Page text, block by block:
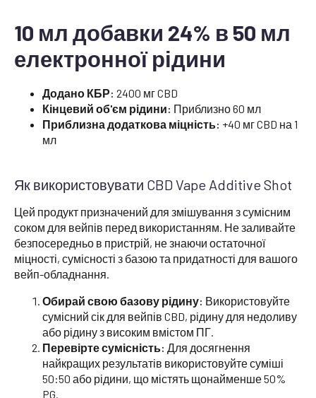
10 мл добавки 24% в 50 мл
електронної рідини
Додано КБР: 2400 мг CBD
Кінцевий об'єм рідини: Приблизно 60 мл
Приблизна додаткова міцність: +40 мг CBD на 1
мл
Як використовувати CBD Vape Additive Shot
Цей продукт призначений для змішування з сумісним
соком для вейпів перед використанням. Не заливайте
безпосередньо в пристрій, не знаючи остаточної
міцності, сумісності з базою та придатності для вашого
вейп-обладнання.
Обирай свою базову рідину: Використовуйте
сумісний сік для вейпів CBD, рідину для недоливу
або рідину з високим вмістом ПГ.
Перевірте сумісність: Для досягнення
найкращих результатів використовуйте суміші
50:50 або рідини, що містять щонайменше 50%
PG.